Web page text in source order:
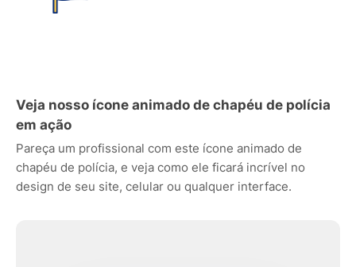
Veja nosso ícone animado de chapéu de polícia
em ação
Pareça um profissional com este ícone animado de
chapéu de polícia, e veja como ele ficará incrível no
design de seu site, celular ou qualquer interface.